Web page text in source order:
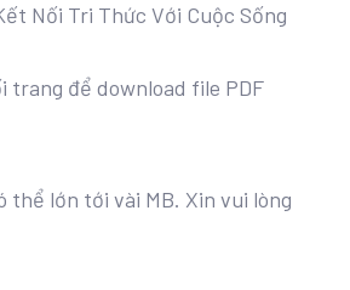
Nối Tri Thức Với Cuộc Sống
trang để download file PDF
thể lớn tới vài MB. Xin vui lòng